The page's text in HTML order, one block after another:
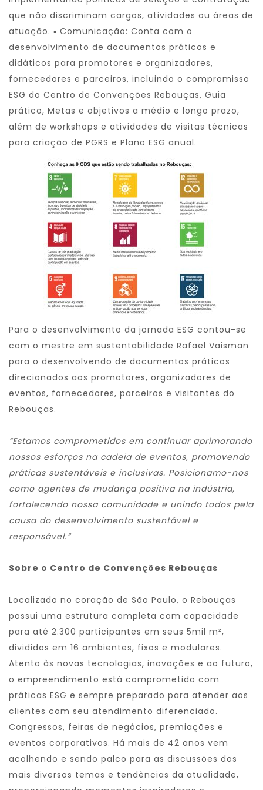
que não discriminam cargos, atividades ou áreas de
atuação. ▪ Comunicação: Conta com o
desenvolvimento de documentos práticos e
didáticos para promotores e organizadores,
fornecedores e parceiros, incluindo o compromisso
ESG do Centro de Convenções Rebouças, Guia
prático, Metas e objetivos a médio e longo prazo,
além de workshops e atividades de visitas técnicas
para criação de PGRS e Plano ESG anual.
Para o desenvolvimento da jornada ESG contou-se
com o mestre em sustentabilidade Rafael Vaisman
para o desenvolvendo de documentos práticos
direcionados aos promotores, organizadores de
eventos, fornecedores, parceiros e visitantes do
Rebouças.
“Estamos comprometidos em continuar aprimorando
nossos esforços na cadeia de eventos, promovendo
práticas sustentáveis e inclusivas. Posicionamo-nos
como agentes de mudança positiva na indústria,
fortalecendo nossa comunidade e unindo todos pela
causa do desenvolvimento sustentável e
responsável.”
Sobre o Centro de Convenções Rebouças
Localizado no coração de São Paulo, o Rebouças
possui uma estrutura completa com capacidade
para até 2.300 participantes em seus 5mil m²,
divididos em 16 ambientes, fixos e modulares.
Atento às novas tecnologias, inovações e ao futuro,
o empreendimento está comprometido com
práticas ESG e sempre preparado para atender aos
clientes com seu atendimento diferenciado.
Congressos, feiras de negócios, premiações e
eventos corporativos. Há mais de 42 anos vem
acolhendo e sendo palco para as discussões dos
mais diversos temas e tendências da atualidade,